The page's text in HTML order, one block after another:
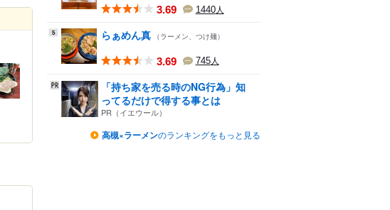
3.69 1440人
5 らぁめん真 （ラーメン、つけ麺）
3.69 745人
「持ち家を売る時のNG行為」知
ってるだけで得する事とは
PR（イエウール）
高槻×ラーメンのランキングをもっと見る